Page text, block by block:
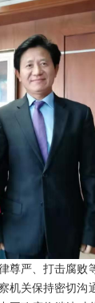
严、打击腐败
关保持密切